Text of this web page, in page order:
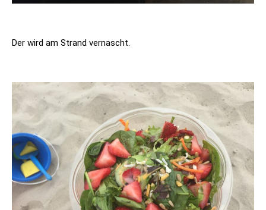
Der wird am Strand vernascht.